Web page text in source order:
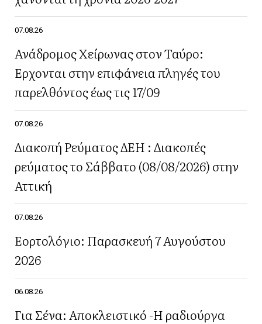
07.08.26
Ανάδρομος Χείρωνας στον Ταύρο:
Έρχονται στην επιφάνεια πληγές του
παρελθόντος έως τις 17/09
07.08.26
Διακοπή Ρεύματος ΔΕΗ : Διακοπές
ρεύματος το Σάββατο (08/08/2026) στην
Αττική
07.08.26
Εορτολόγιο: Παρασκευή 7 Αυγούστου
2026
06.08.26
Για Σένα: Αποκλειστικό -Η ραδιούργα